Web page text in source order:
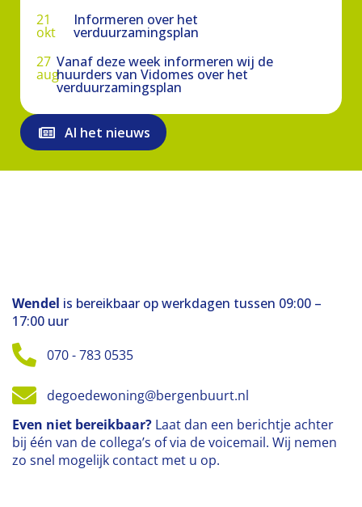
21
okt
Informeren over het
verduurzamingsplan
27
aug
Vanaf deze week informeren wij de
huurders van Vidomes over het
verduurzamingsplan
Al het nieuws
Wendel is bereikbaar op werkdagen tussen 09:00 –
17:00 uur
070 - 783 0535
degoedewoning@bergenbuurt.nl
Even niet bereikbaar? Laat dan een berichtje achter
bij één van de collega’s of via de voicemail. Wij nemen
zo snel mogelijk contact met u op.